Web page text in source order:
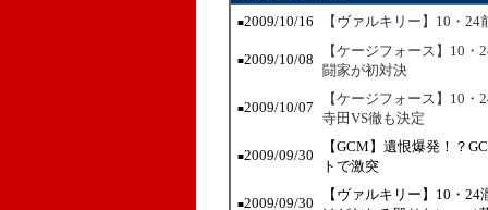
■2009/10/16 【ヴァルキリー】10・
■2009/10/08
【ケージフォース】10
闘家が初対決
■2009/10/07
【ケージフォース】10
寺田VS徹も決定
■2009/09/30
【GCM】遺恨爆発！？
トで激突
■2009/09/30
【ヴァルキリー】10・